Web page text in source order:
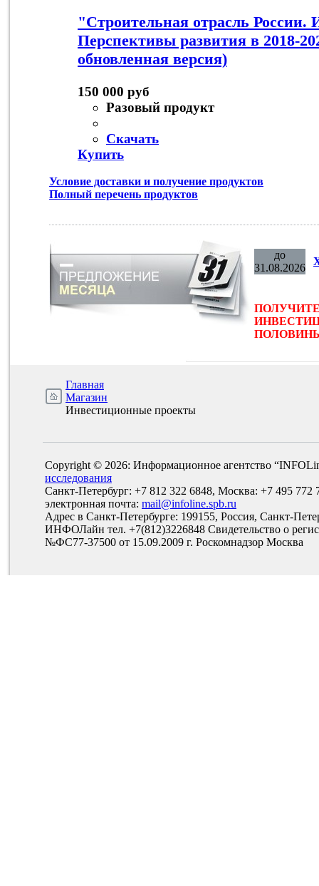
"Строительная отрасль России.
Перспективы развития в 2018-
обновленная версия)
150 000 руб
Разовый продукт
Скачать
Купить
Условие доставки и получение продуктов
Полный перечень продуктов
до
31.08.2026
ПОЛОВИНЫ
Главная
Магазин
Инвестиционные проекты
Copyright © 2026: Информационное агентство
исследования
Санкт-Петербург: +7 812 322 6848, Москва: +7 495 772
электронная почта: mail@infoline.spb.ru
Адрес в Санкт-Петербурге: 199155, Россия, Санкт-
ИНФОЛайн тел. +7(812)3226848 Свидетельство о
№ФС77-37500 от 15.09.2009 г. Роскомнадзор Москва